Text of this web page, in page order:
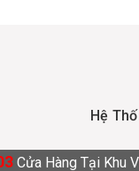
Hệ
Cửa Hàng Tại Khu